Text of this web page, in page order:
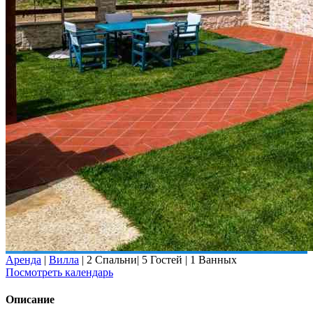
Аренда | Вилла | 2 Спальни| 5 Гостей | 1 Ванных
Посмотреть календарь
Описание